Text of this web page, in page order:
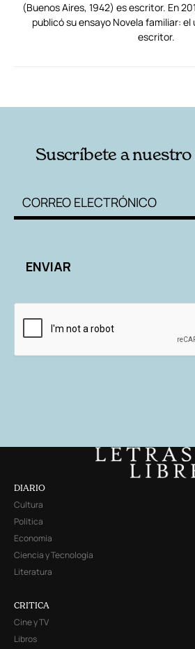
(Buenos Aires, 1942) es escritor. En
publicó su ensayo Novela familiar: el
escritor.
Suscríbete a
DIARIO
Cultura
Política
Economía
Ciencia y Tecnología
Literatura
CRITICA
Cine y TV
Libros